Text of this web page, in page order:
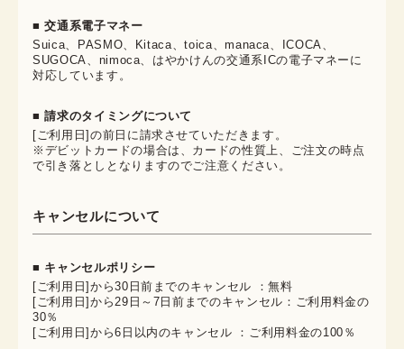
■ 交通系電子マネー
Suica、PASMO、Kitaca、toica、manaca、ICOCA、
SUGOCA、nimoca、はやかけんの交通系ICの電子マネーに
対応しています。
■ 請求のタイミングについて
[ご利用日]の前日に請求させていただきます。
※デビットカードの場合は、カードの性質上、ご注文の時点
で引き落としとなりますのでご注意ください。
キャンセルについて
■ キャンセルポリシー
[ご利用日]から30日前までのキャンセル ：無料
[ご利用日]から29日～7日前までのキャンセル：ご利用料金の
30％
[ご利用日]から6日以内のキャンセル ：ご利用料金の100％